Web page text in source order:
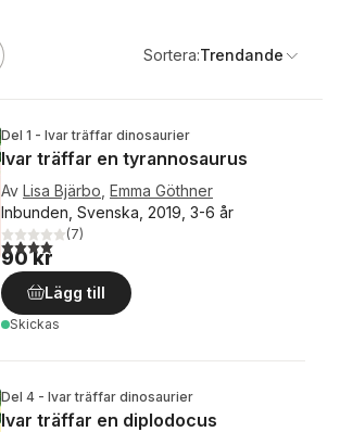
Sortera:Trendande
Del 1 - Ivar träffar dinosaurier
Ivar träffar en tyrannosaurus
Av Lisa Bjärbo Emma Göthner
Inbunden, Svenska, 2019, 3-6 år
4,0utav 5 stjärnor. Totalt antal röster:
(7)
90 kr
Lägg till
Skickas
Del 4 - Ivar träffar dinosaurier
Ivar träffar en diplodocus